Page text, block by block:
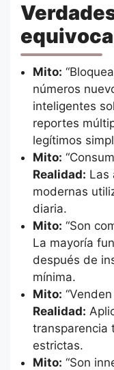
Mito:
números
inteligentes
reportes
legítimos
Mito:
Realidad: Las
modernas
diaria.
Mito: “Son
La mayoría
después de
mínima.
Mito:
Realidad:
transparencia
estrictas.
Mito: “Son